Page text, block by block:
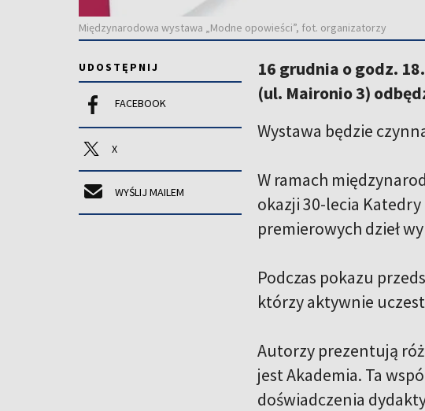
Międzynarodowa wystawa „Modne opowieści”, fot. organizatorzy
UDOSTĘPNIJ
FACEBOOK
X
WYŚLIJ MAILEM
16 grudnia o godz.
(ul. Maironio 3)
Wystawa będzie
W ramach
okazji 30-lecia
premierowych dzieł
Podczas pokazu
którzy aktywnie
Autorzy prezentują
jest Akademia. Ta
doświadczenia